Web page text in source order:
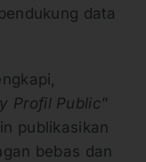
data
Profil Public”
publikasikan
bebas dan